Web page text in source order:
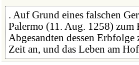
. Auf Grund eines falschen
Palermo (11. Aug. 1258)
Abgesandten dessen
Zeit an, und das Leben am